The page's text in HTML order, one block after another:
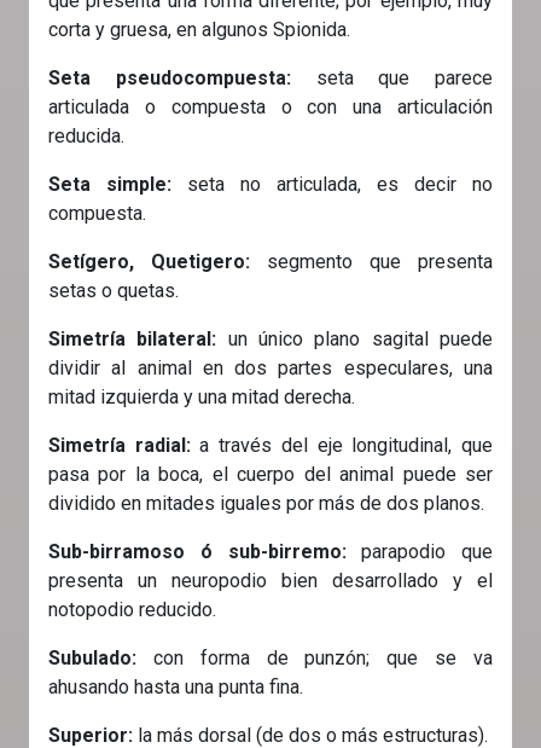
corta y gruesa, en algunos Spionida.
Seta pseudocompuesta:seta que parece
articulada o compuesta o con una articulación
reducida.
Seta simple: seta no articulada, es decir no
compuesta.
Setígero, Quetigero: segmento que presenta
setas o quetas.
Simetría bilateral: un único plano sagital puede
dividir al animal en dos partes especulares, una
mitad izquierda y una mitad derecha.
Simetría radial:a través del eje longitudinal, que
pasa por la boca, el cuerpo del animal puede ser
dividido en mitades iguales por más de dos planos.
Sub-birramoso ó sub-birremo:parapodio que
presenta un neuropodio bien desarrollado y el
notopodio reducido.
Subulado: con forma de punzón; que se va
ahusando hasta una punta fina.
Superior: la más dorsal (de dos o más estructuras).